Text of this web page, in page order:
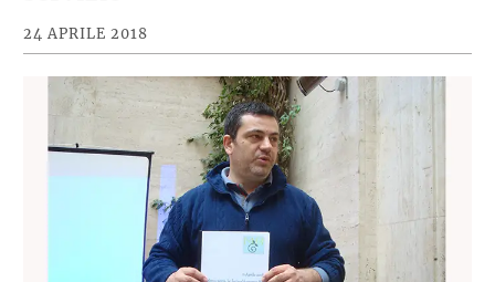
24 APRILE 2018